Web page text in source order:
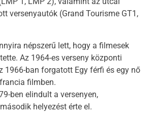
versenyautók (Grand Tourisme GT1,
népszerű lett, hogy a filmesek
Az 1964-es verseny központi
1966-ban forgatott Egy férfi és egy nő
filmben.
ben elindult a versenyen,
helyezést érte el.